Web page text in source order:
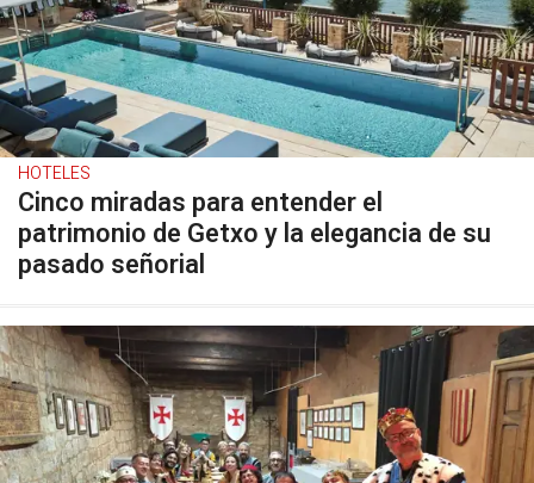
HOTELES
Cinco miradas para entender el
patrimonio de Getxo y la elegancia de su
pasado señorial